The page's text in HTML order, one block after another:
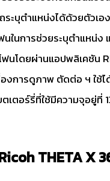
ระบุตำแหน่งได้ด้วยตัวเ
ในการช่วยระบุตำแหน่ง
นโดยผ่านแอปพลิเคชัน
องการดูภาพ ตัดต่อ ฯ ใช้ไ
เตอร์รี่ที่ใช้มีความจุอยู่ที่
THETA X